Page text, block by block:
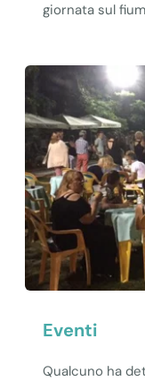
giornata sul
Eventi
Qualcuno ha